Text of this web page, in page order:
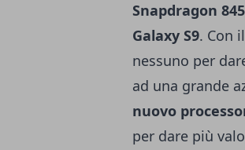
Snapdragon 845
Galaxy S9. Con
nessuno per
ad una grande
nuovo
per dare più